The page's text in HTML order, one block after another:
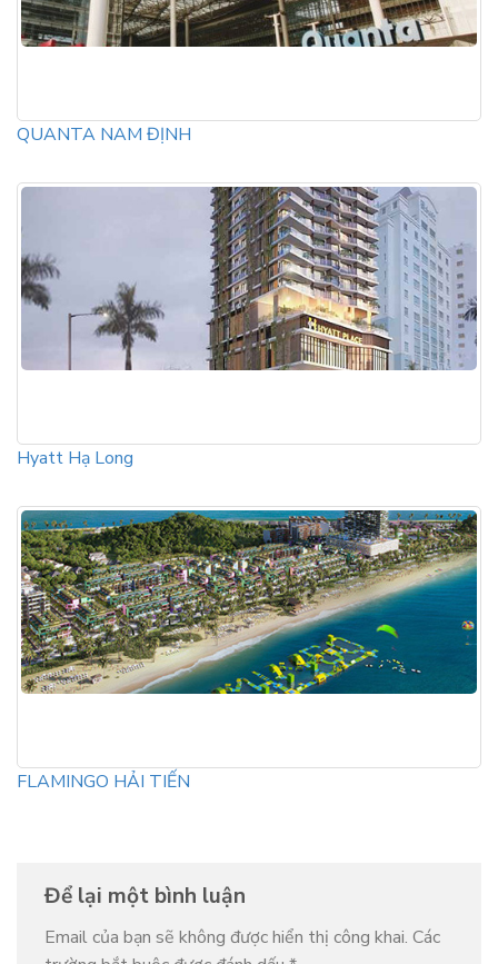
QUANTA NAM ĐỊNH
Hyatt Hạ Long
FLAMINGO HẢI TIẾN
Để lại một bình luận
Email của bạn sẽ không được hiển thị công khai. Các